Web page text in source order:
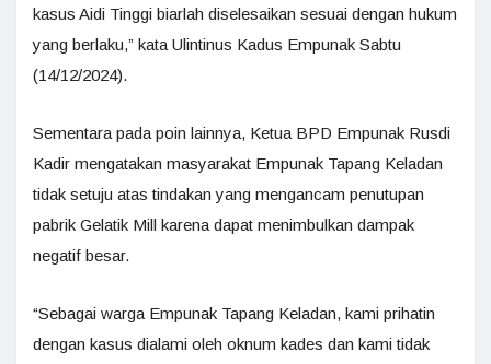
kasus Aidi Tinggi biarlah diselesaikan sesuai dengan hukum
yang berlaku,” kata Ulintinus Kadus Empunak Sabtu
(14/12/2024).
Sementara pada poin lainnya, Ketua BPD Empunak Rusdi
Kadir mengatakan masyarakat Empunak Tapang Keladan
tidak setuju atas tindakan yang mengancam penutupan
pabrik Gelatik Mill karena dapat menimbulkan dampak
negatif besar.
“Sebagai warga Empunak Tapang Keladan, kami prihatin
dengan kasus dialami oleh oknum kades dan kami tidak